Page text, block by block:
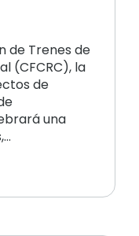
de Trenes de
(CFCRC), la
de
una